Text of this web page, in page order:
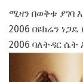
ሚዛን በወቅቱ ያገባ
2006 በዩክሬን
2006 ባለትዳር